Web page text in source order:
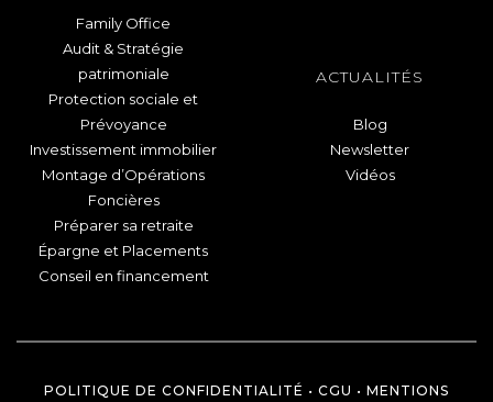
Family Office
Audit & Stratégie
patrimoniale
Protection sociale et
Prévoyance
Investissement immobilier
Montage d’Opérations
Foncières
Préparer sa retraite
Épargne et Placements
Conseil en financement
ACTUALITÉS
Blog
Newsletter
Vidéos
POLITIQUE DE CONFIDENTIALITÉ • CGU • MENTIONS